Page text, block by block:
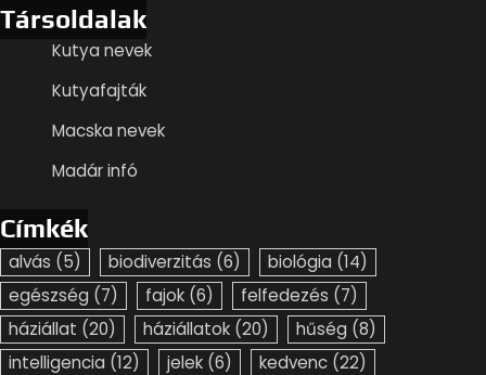
Társoldalak
Kutya nevek
Kutyafajták
Macska nevek
Madár infó
Címkék
alvás (5) biodiverzitás (6) biológia (14)
egészség (7) fajok (6) felfedezés (7)
háziállat (20) háziállatok (20) hűség (8)
intelligencia (12) jelek (6) kedvenc (22)